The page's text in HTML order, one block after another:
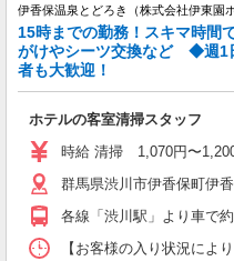
伊香保温泉とどろき（株式会社伊東園
15時までの勤務！スキマ時間
がけやシーツ交換など ◆週1
者も大歓迎！
ホテルの客室清掃スタッフ
時給 清掃 1,070円〜
群馬県渋川市伊香保町伊
各線「渋川駅」より車で
【お客様の入り状況によ